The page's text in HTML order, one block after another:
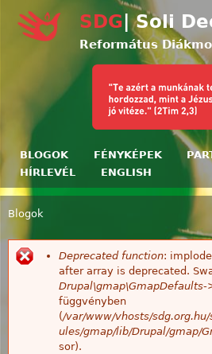
Ugrás a tartalomra
SDG | Soli
Református
BLOGOK FÉNYKÉPEK
HÍRLEVÉL
ENGLISH
Jelenlegi hely
Blogok
Hibaüzenet
Deprecated function:
after array is deprecated.
Drupal\gmap\GmapDefaults-
függvényben
(/var/www/vhosts/
ules/gmap/lib/Drupal/gmap/
sor).